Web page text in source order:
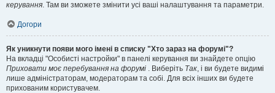
керування. Там ви зможете змінити усі ваші налаштування та параметри.
Догори
Як уникнути появи мого імені в списку "Хто зараз на форумі"?
На вкладці "Особисті настройки" в панелі керування ви знайдете опцію
Приховати моє перебування на форумі . Виберіть Так, і ви будете видимі
лише адміністраторам, модераторам та собі. Для всіх інших ви будете
прихованим користувачем.